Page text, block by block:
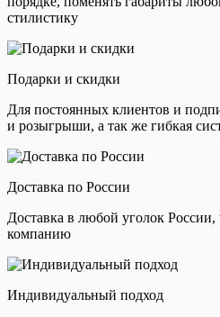
стилистику
Подарки и скидки
Для постоянных клиентов и
и розыгрыши, а так же гибкая
Доставка по России
Доставка в любой уголок
компанию
Индивидуальный подход